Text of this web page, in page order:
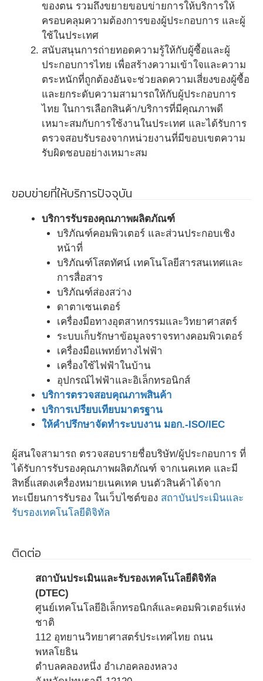
ของตน รวมถึงขยายขอบข่ายการให้บริการให้
ครอบคลุมความต้องการของผู้ประกอบการ และผู้
ใช้ในประเทศ
สนับสนุนการถ่ายทอดความรู้ให้กับผู้ซื้อและผู้
ประกอบการไทย เพื่อสร้างความเข้าใจและความ
ตระหนักที่ถูกต้องอันจะช่วยลดความเสี่ยงของผู้ซื้อ
และยกระดับความสามารถให้กับผู้ประกอบการ
ไทย ในการเลือกสินค้า/บริการที่มีคุณภาพดี
เหมาะสมกับการใช้งานในประเทศ และได้รับการ
ตรวจสอบรับรองจากหน่วยงานที่มีขอบเขตความ
รับผิดชอบอย่างเหมาะสม
ขอบข่ายที่ให้บริการปัจจุบัน
บริการรับรองคุณภาพผลิตภัณฑ์
บริภัณฑ์คอมพิวเตอร์ และส่วนประกอบเชิง
หน้าที่
บริภัณฑ์โสตทัศน์ เทคโนโลยีสารสนเทศและ
การสื่อสาร
บริภัณฑ์ส่องสว่าง
ดาตาเซนเตอร์
เครื่องมือทางอุตสาหกรรมและวิทยาศาสตร์
ระบบเก็บรักษาข้อมูลจราจรทางคอมพิวเตอร์
เครื่องมือแพทย์ทางไฟฟ้า
เครื่องใช้ไฟฟ้าในบ้าน
อุปกรณ์ไฟฟ้าและอิเล็กทรอนิกส์
บริการตรวจสอบคุณภาพสินค้า
บริการเปรียบเทียบมาตรฐาน
ให้คำปรึกษาจัดทำระบบงาน มอก.-ISO/IEC
ผู้สนใจสามารถ ตรวจสอบรายชื่อบริษัท/ผู้ประกอบการ ที่
ได้รับการรับรองคุณภาพผลิตภัณฑ์ จากเนคเทค และมี
สิทธิ์แสดงเครื่องหมายเนคเทค บนตัวสินค้าได้จาก
ทะเบียนการรับรอง ในเว็บไซต์ของ สถาบันประเมินและ
รับรองเทคโนโลยีดิจิทัล
ติดต่อ
สถาบันประเมินและรับรองเทคโนโลยีดิจิทัล
(DTEC)
ศูนย์เทคโนโลยีอิเล็กทรอนิกส์และคอมพิวเตอร์แห่ง
ชาติ
112 อุทยานวิทยาศาสตร์ประเทศไทย ถนน
พหลโยธิน
ตำบลคลองหนึ่ง อำเภอคลองหลวง